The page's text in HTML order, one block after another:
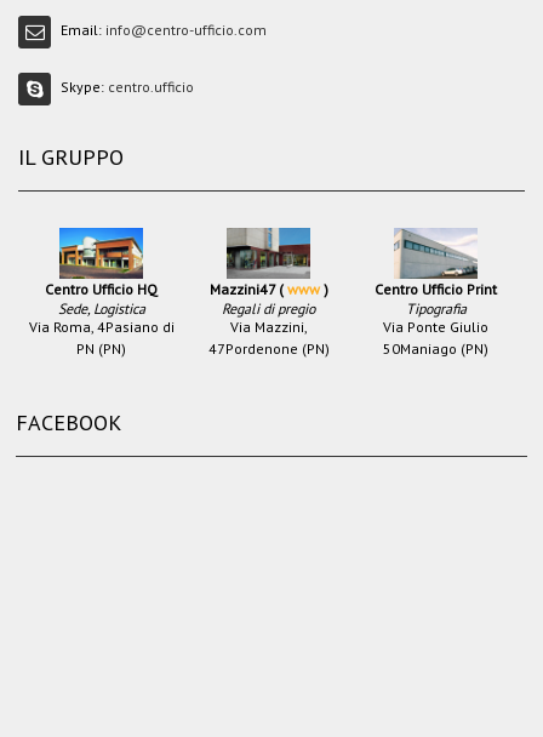
Email: info@centro-ufficio.com
Skype: centro.ufficio
IL GRUPPO
Centro Ufficio HQ
Sede, Logistica
Via Roma, 4Pasiano di
PN (PN)
Mazzini47 (www)
Regali di pregio
Via Mazzini,
47Pordenone (PN)
Centro Ufficio Print
Tipografia
Via Ponte Giulio
50Maniago (PN)
FACEBOOK